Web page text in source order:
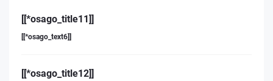
[[*osago_title11]]
[[*osago_text6]]
[[*osago_title12]]